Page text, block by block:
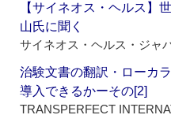
【サイネオス・ヘルス
山氏に聞く
サイネオス・ヘルス・ジャ
治験文書の翻訳・ローカ
導入できるかーその[2]
TRANSPERFECT